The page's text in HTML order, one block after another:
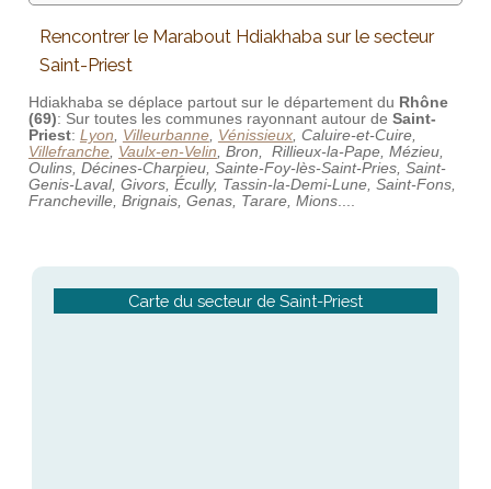
Rencontrer le Marabout Hdiakhaba sur le secteur
Saint-Priest
Hdiakhaba se déplace partout sur le département du Rhône
(69): Sur toutes les communes rayonnant autour de Saint-
Priest: Lyon, Villeurbanne, Vénissieux, Caluire-et-Cuire,
Villefranche, Vaulx-en-Velin, Bron, Rillieux-la-Pape, Mézieu,
Oulins, Décines-Charpieu, Sainte-Foy-lès-Saint-Pries, Saint-
Genis-Laval, Givors, Écully, Tassin-la-Demi-Lune, Saint-Fons,
Francheville, Brignais, Genas, Tarare, Mions....
Carte du secteur de Saint-Priest